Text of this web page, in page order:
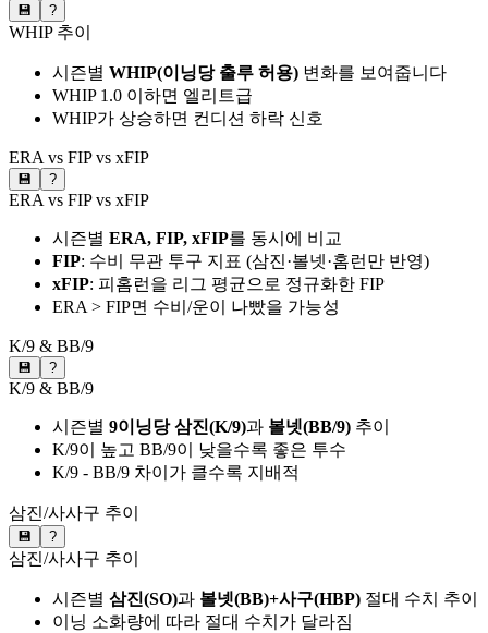
💾 ?
WHIP 추이
시즌별 WHIP(이닝당 출루 허용) 변화를 보여줍니다
WHIP 1.0 이하면 엘리트급
WHIP가 상승하면 컨디션 하락 신호
ERA vs FIP vs xFIP
💾 ?
ERA vs FIP vs xFIP
시즌별 ERA, FIP, xFIP를 동시에 비교
FIP: 수비 무관 투구 지표 (삼진·볼넷·홈런만 반영)
xFIP: 피홈런을 리그 평균으로 정규화한 FIP
ERA > FIP면 수비/운이 나빴을 가능성
K/9 & BB/9
💾 ?
K/9 & BB/9
시즌별 9이닝당 삼진(K/9)과 볼넷(BB/9) 추이
K/9이 높고 BB/9이 낮을수록 좋은 투수
K/9 - BB/9 차이가 클수록 지배적
삼진/사사구 추이
💾 ?
삼진/사사구 추이
시즌별 삼진(SO)과 볼넷(BB)+사구(HBP) 절대 수치 추이
이닝 소화량에 따라 절대 수치가 달라짐